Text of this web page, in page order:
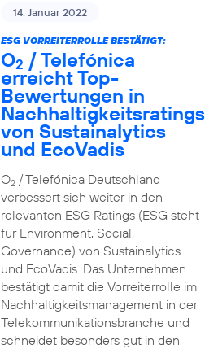
14. Januar 2022
ESG VORREITERROLLE BESTÄTIGT:
O2 / Telefónica
erreicht Top-
Bewertungen in
Nachhaltigkeitsratings
von Sustainalytics
und EcoVadis
O2/ Telefónica Deutschland
verbessert sich weiter in den
relevanten ESG Ratings (ESG steht
für Environment, Social,
Governance) von Sustainalytics
und EcoVadis. Das Unternehmen
bestätigt damit die Vorreiterrolle im
Nachhaltigkeitsmanagement in der
Telekommunikationsbranche und
schneidet besonders gut in den